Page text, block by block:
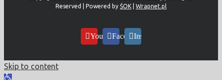
Reserved | Powered by ŚOK Wrapnet.pl
YouTubeFacebookInstagram
Skip to content
Open